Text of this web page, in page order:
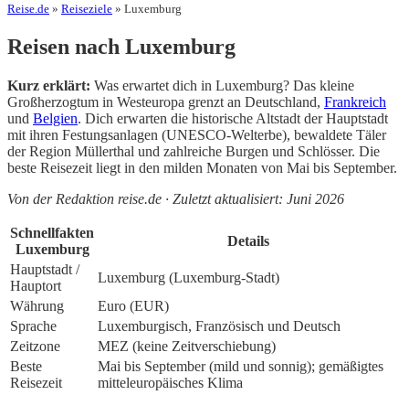
Reise.de » Reiseziele » Luxemburg
Reisen nach Luxemburg
Kurz erklärt: Was erwartet dich in Luxemburg? Das kleine
Großherzogtum in Westeuropa grenzt an Deutschland, Frankreich
und Belgien. Dich erwarten die historische Altstadt der Hauptstadt
mit ihren Festungsanlagen (UNESCO-Welterbe), bewaldete Täler
der Region Müllerthal und zahlreiche Burgen und Schlösser. Die
beste Reisezeit liegt in den milden Monaten von Mai bis September.
Von der Redaktion reise.de · Zuletzt aktualisiert: Juni 2026
Schnellfakten
Luxemburg
Details
Hauptstadt /
Hauptort
Luxemburg (Luxemburg-Stadt)
Währung
Euro (EUR)
Sprache
Luxemburgisch, Französisch und Deutsch
Zeitzone
MEZ (keine Zeitverschiebung)
Beste
Reisezeit
Mai bis September (mild und sonnig); gemäßigtes
mitteleuropäisches Klima